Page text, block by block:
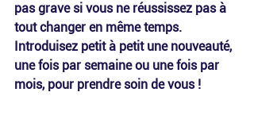
pas grave si vous ne réussissez pas à
tout changer en même temps.
Introduisez petit à petit une nouveauté,
une fois par semaine ou une fois par
mois, pour prendre soin de vous !